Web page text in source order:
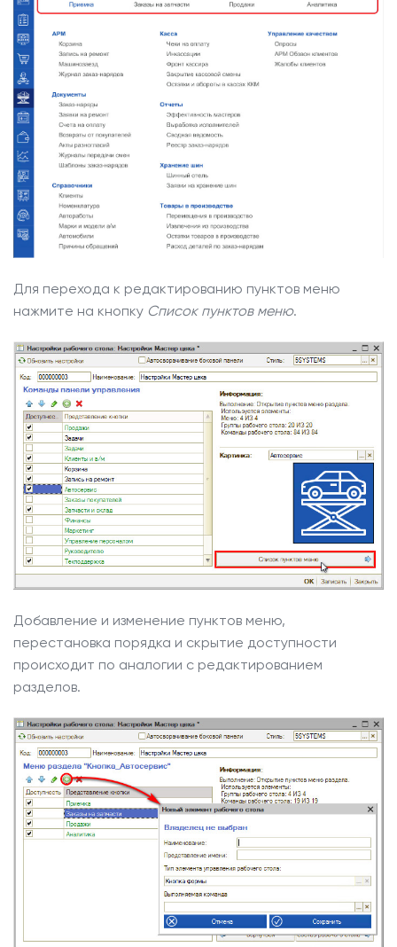
Для перехода к редактированию пунктов меню
нажмите на кнопку Список пунктов меню.
Добавление и изменение пунктов меню,
перестановка порядка и скрытие доступности
происходит по аналогии с редактированием
разделов.